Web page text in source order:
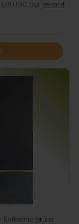
UStG zzgl. Versand
Entkernte grüne